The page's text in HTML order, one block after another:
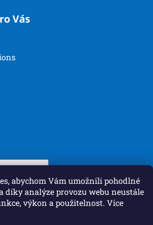
abychom Vám umožnili pohodlné
díky analýze provozu webu neustále
výkon a použitelnost. Více
Vás